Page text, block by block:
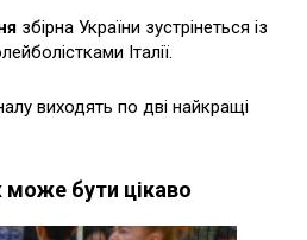
збірна України зустрінеться із
Італії.
виходять по дві найкращі
бути цікаво